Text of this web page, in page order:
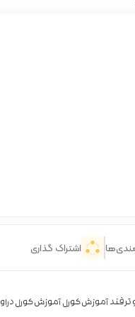
اشتراک گذاری
آموزش کورلآموزش کورل دراو